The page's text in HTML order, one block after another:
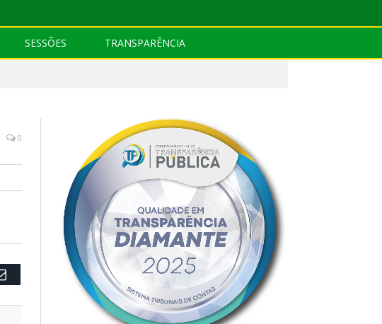
SESSÕES TRANSPARÊNCIA
0
Email